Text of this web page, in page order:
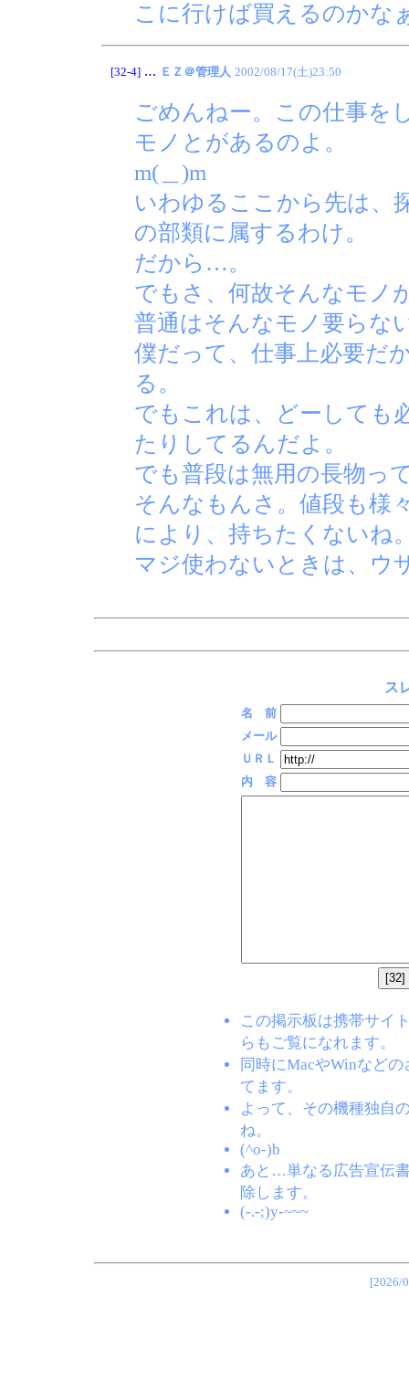
こに行けば買えるのかな
[32-4] … ＥＺ＠管理人 2002/08/17(土)23:50
ごめんねー。この仕事を
モノとがあるのよ。
m(＿)m
いわゆるここから先は、
の部類に属するわけ。
だから…。
でもさ、何故そんなモノ
普通はそんなモノ要らな
僕だって、仕事上必要だ
る。
でもこれは、どーしても
たりしてるんだよ。
でも普段は無用の長物っ
そんなもんさ。値段も様
により、持ちたくないね
マジ使わないときは、ウ
ス
名 前
メール
ＵＲＬ
内 容
この掲示板は携帯サイ
らもご覧になれます。
同時にMacやWinなど
てます。
よって、その機種独自
ね。
(^o-)b
あと…単なる広告宣伝
除します。
(-.-;)y-~~~
[2026/